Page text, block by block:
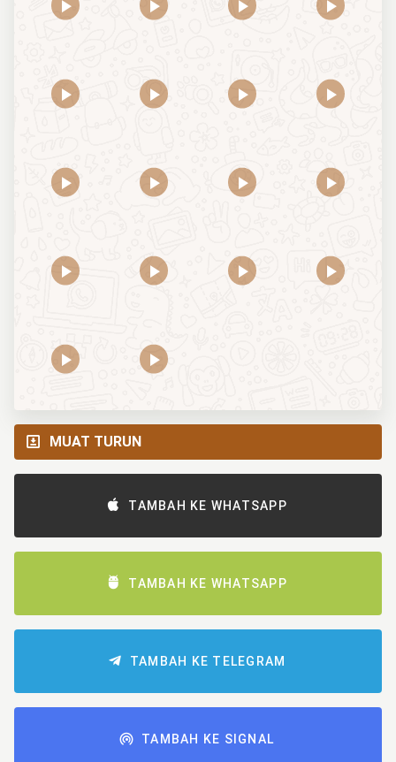
MUAT TURUN
TAMBAH KE WHATSAPP
TAMBAH KE WHATSAPP
TAMBAH KE TELEGRAM
TAMBAH KE SIGNAL